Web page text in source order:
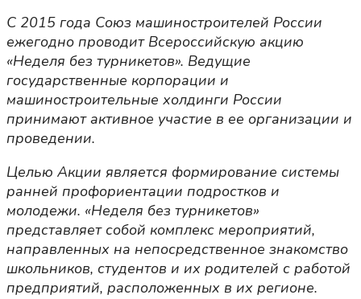
С 2015 года Союз машиностроителей России
ежегодно проводит Всероссийскую акцию
«Неделя без турникетов». Ведущие
государственные корпорации и
машиностроительные холдинги России
принимают активное участие в ее организации и
проведении.
Целью Акции является формирование системы
ранней профориентации подростков и
молодежи. «Неделя без турникетов»
представляет собой комплекс мероприятий,
направленных на непосредственное знакомство
школьников, студентов и их родителей с работой
предприятий, расположенных в их регионе.